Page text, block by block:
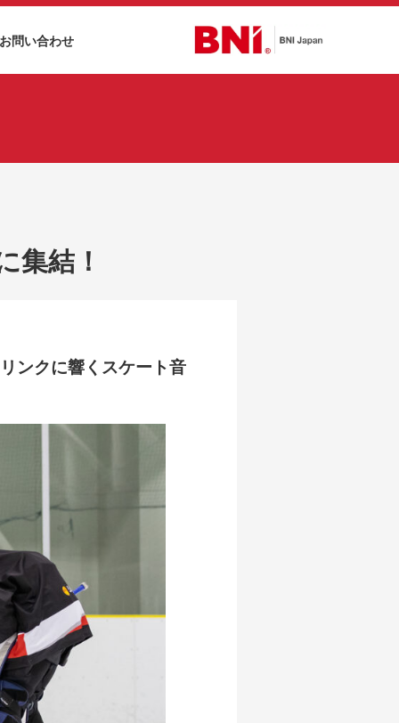
問い合わせ
集結！
ンクに響くスケート音